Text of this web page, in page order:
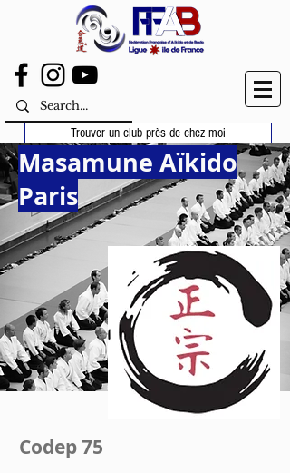
Trouver un club près de chez moi
Masamune Aïkido
Paris
Codep 75